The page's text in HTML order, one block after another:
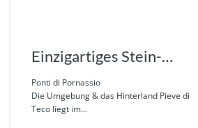
Einzigartiges Stein-
Rustico in ruhiger Lage
nahe Imperia und Albenga
Ponti di Pornassio
Die Umgebung & das Hinterland Pieve di
Teco liegt im...